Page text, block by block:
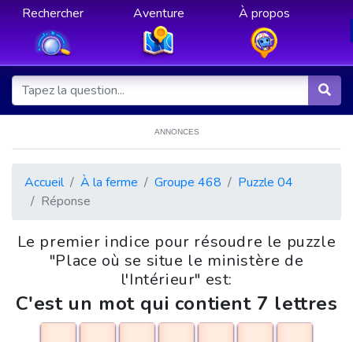
Rechercher Aventure À propos
ANNONCES
Accueil À la ferme Groupe 468
Puzzle 04
Réponse
Le premier indice pour résoudre le puzzle
"Place où se situe le ministère de
l'Intérieur" est:
C'est un mot qui contient 7 lettres